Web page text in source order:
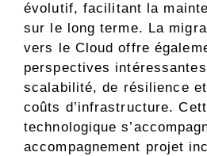
évolutif, facilitant la
sur le long terme. La
vers le Cloud offre
perspectives
scalabilité, de résilience
coûts d’infrastructure.
technologique
accompagnement projet